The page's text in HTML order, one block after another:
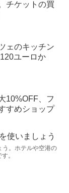
チケットの買
ェのキッチン
ユーロか
10%OFF、フ
すめショップ
使いましょう
う。ホテルや空港の
。